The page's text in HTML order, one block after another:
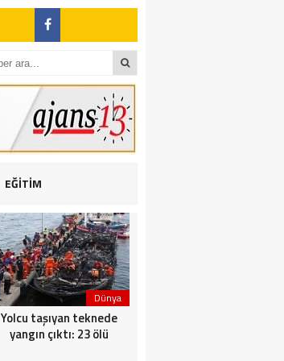
EĞİTİM
Dünya
Yolcu taşıyan teknede
yangın çıktı: 23 ölü